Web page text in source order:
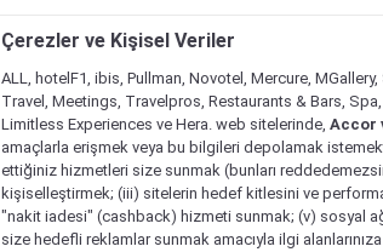
Çerezler ve Kişisel Veriler
ALL, hotelF1, ibis, Pullman, Novotel, Mercure,
Travel, Meetings, Travelpros, Restaurants & Bars,
Limitless Experiences ve Hera. web sitelerinde, Accor
amaçlarla erişmek veya bu bilgileri depolamak
ettiğiniz hizmetleri size sunmak (bunları
kişiselleştirmek; (iii) sitelerin hedef kitlesini ve
"nakit iadesi" (cashback) hizmeti sunmak; (v) sosyal
size hedefli reklamlar sunmak amacıyla ilgi